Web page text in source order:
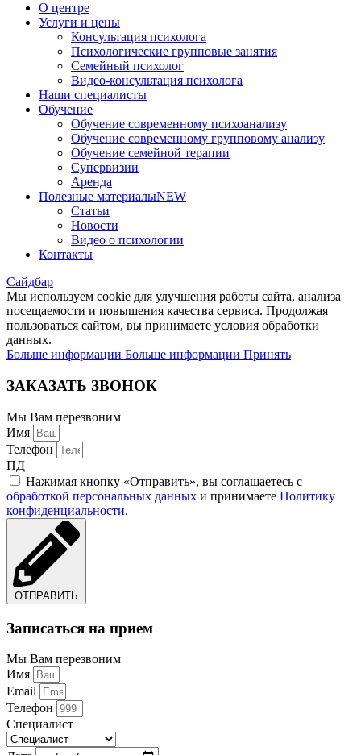
О центре
Услуги и цены
Консультация психолога
Психологические групповые занятия
Семейный психолог
Видео-консультация психолога
Наши специалисты
Обучение
Обучение современному психоанализу
Обучение современному групповому анализу
Обучение семейной терапии
Супервизии
Аренда
Полезные материалыNEW
Статьи
Новости
Видео о психологии
Контакты
Сайдбар
Мы используем cookie для улучшения работы сайта, анализа
посещаемости и повышения качества сервиса. Продолжая
пользоваться сайтом, вы принимаете условия обработки
данных.
Больше информации Больше информации Принять
ЗАКАЗАТЬ ЗВОНОК
Мы Вам перезвоним
Имя
Телефон
ПД
Нажимая кнопку «Отправить», вы соглашаетесь с
обработкой персональных данных и принимаете Политику
конфиденциальности.
ОТПРАВИТЬ
Записаться на прием
Мы Вам перезвоним
Имя
Email
Телефон
Специалист